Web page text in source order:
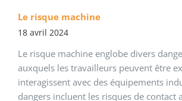
Le risque machine
18 avril 2024
Le risque machine englobe divers
auxquels les travailleurs peuvent être
interagissent avec des équipements
dangers incluent les risques de contact